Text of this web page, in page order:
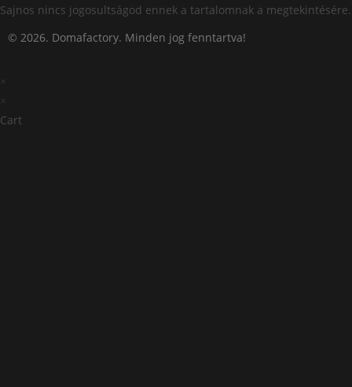
Sajnos nincs jogosultságod ennek a tartalomnak a megtekintésére.
© 2026. Domafactory. Minden jog fenntartva!
×
×
Cart